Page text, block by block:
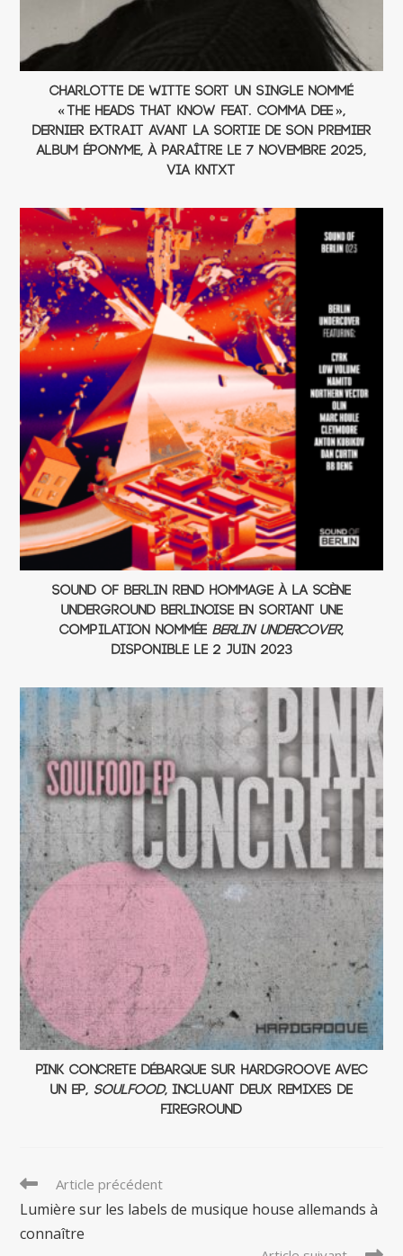
Charlotte de Witte sort un single nommé
« The Heads That Know Feat. Comma Dee »,
dernier extrait avant la sortie de son premier
album éponyme, à paraître le 7 novembre 2025,
via KNTXT
Sound of Berlin rend hommage à la scène
underground berlinoise en sortant une
compilation nommée Berlin Undercover,
disponible le 2 juin 2023
Pink Concrete débarque sur Hardgroove avec
un EP, Soulfood, incluant deux remixes de
Fireground
Read
more
articles
Article précédent
Lumière sur les labels de musique house allemands à
connaître